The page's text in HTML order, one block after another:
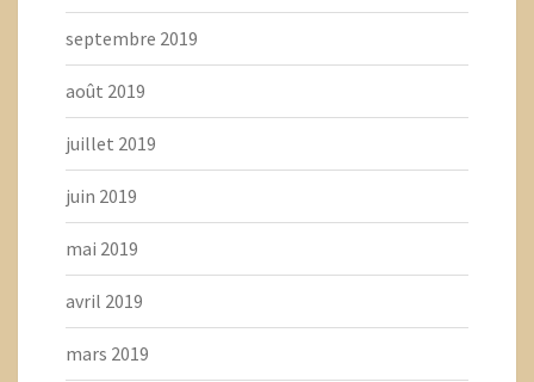
septembre 2019
août 2019
juillet 2019
juin 2019
mai 2019
avril 2019
mars 2019